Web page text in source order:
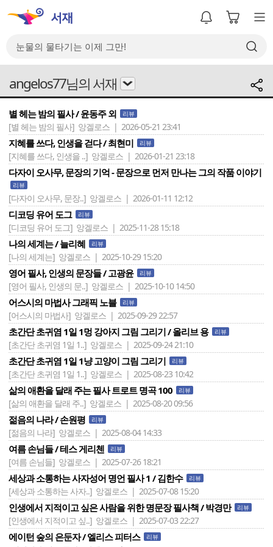
angelos77님의 서재
별 헤는 밤의 필사 / 윤동주 외 리뷰
[별 헤는 밤의 필사] 앙겔로스 | 2026-05-21 23:41
지혜를 쓰다, 인생을 걷다 / 최현미 리뷰
[지혜를 쓰다, 인생을 ..] 앙겔로스 | 2026-01-21 23:18
다자이 오사무, 문장의 기억 - 문장으로 먼저 만나는 그의 작품 이야기
리뷰
[다자이 오사무, 문장..] 앙겔로스 | 2026-01-11 12:12
디코딩 유어 도그 리뷰
[디코딩 유어 도그] 앙겔로스 | 2025-11-28 15:18
나의 세계는 / 늘리혜 리뷰
[나의 세계는] 앙겔로스 | 2025-10-29 15:20
영어 필사, 인생의 문장들 / 고광윤 리뷰
[영어 필사, 인생의 문..] 앙겔로스 | 2025-10-10 14:50
어스시의 마법사 그래픽 노블 리뷰
[어스시의 마법사] 앙겔로스 | 2025-09-29 22:57
초간단 초귀염 1일 1멍 강아지 그림 그리기 / 올리브 용 리뷰
[초간단 초귀염 1일 1..] 앙겔로스 | 2025-09-24 21:10
초간단 초귀염 1일 1냥 고양이 그림 그리기 리뷰
[초간단 초귀염 1일 1..] 앙겔로스 | 2025-08-23 10:42
삶의 애환을 달래 주는 필사 트로트 명곡 100 리뷰
[삶의 애환을 달래 주..] 앙겔로스 | 2025-08-20 09:56
젊음의 나라 / 손원평 리뷰
[젊음의 나라] 앙겔로스 | 2025-08-04 14:33
여름 손님들 / 테스 게리첸 리뷰
[여름 손님들] 앙겔로스 | 2025-07-26 18:21
세상과 소통하는 사자성어 명언 필사 1 / 김한수 리뷰
[세상과 소통하는 사자..] 앙겔로스 | 2025-07-08 15:20
인생에서 지적이고 싶은 사람을 위한 명문장 필사책 / 박경만 리뷰
[인생에서 지적이고 싶..] 앙겔로스 | 2025-07-03 22:27
에이턴 숲의 은둔자 / 엘리스 피터스 리뷰